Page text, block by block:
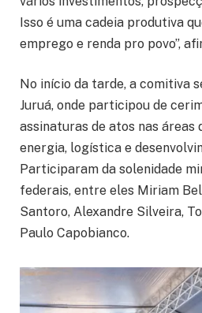
Isso é uma cadeia produtiva
emprego e renda pro povo”,
No início da tarde, a comitiva
Juruá, onde participou de
assinaturas de atos nas
energia, logística e
Participaram da solenidade
federais, entre eles Miriam
Santoro, Alexandre Silveira,
Paulo Capobianco.